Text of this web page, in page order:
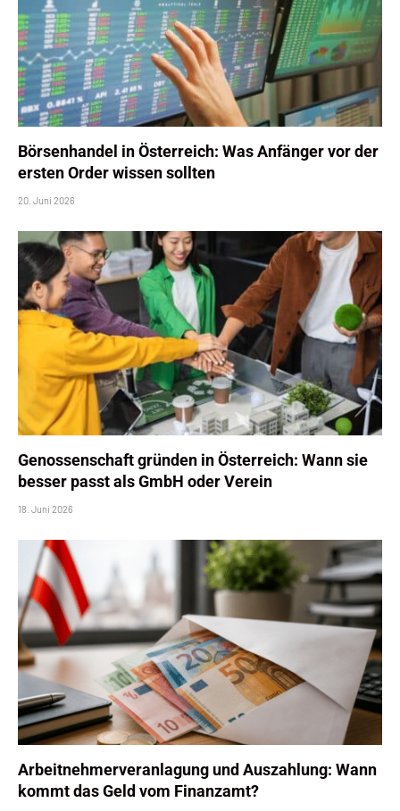
Börsenhandel in Österreich: Was Anfänger vor der
ersten Order wissen sollten
20. Juni 2026
Genossenschaft gründen in Österreich: Wann sie
besser passt als GmbH oder Verein
18. Juni 2026
Arbeitnehmerveranlagung und Auszahlung: Wann
kommt das Geld vom Finanzamt?